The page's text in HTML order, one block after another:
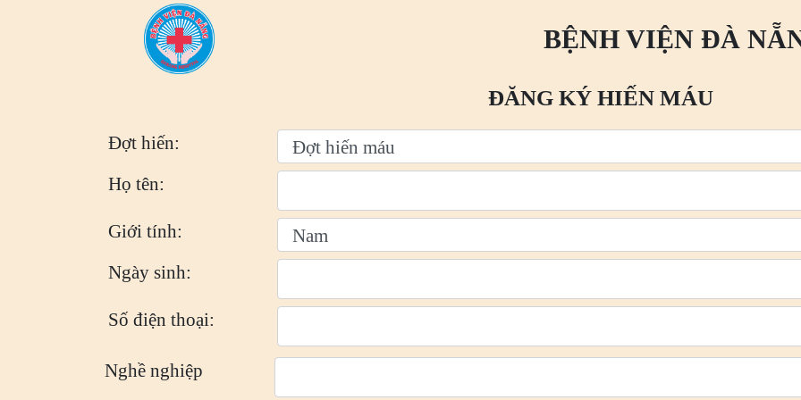
BỆNH VIỆN ĐÀ
ĐĂNG KÝ HIẾN MÁU
Đợt hiến:
Họ tên:
Giới tính:
Ngày sinh:
Số điện thoại:
Nghề nghiệp